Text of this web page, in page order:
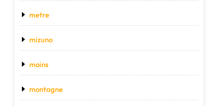
metre
mizuno
moins
montagne